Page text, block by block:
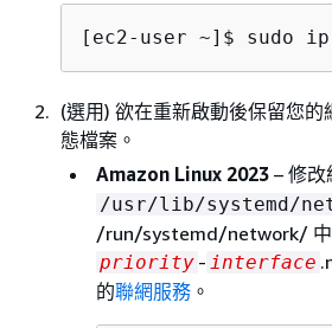
[ec2-user ~]$ sudo
(選用) 欲在重新啟動後保留您
態檔案。
Amazon Linux 2023 – 修改
/usr/lib/systemd/
/run/systemd/network/ 中
priority - interface
的聯網服務 。